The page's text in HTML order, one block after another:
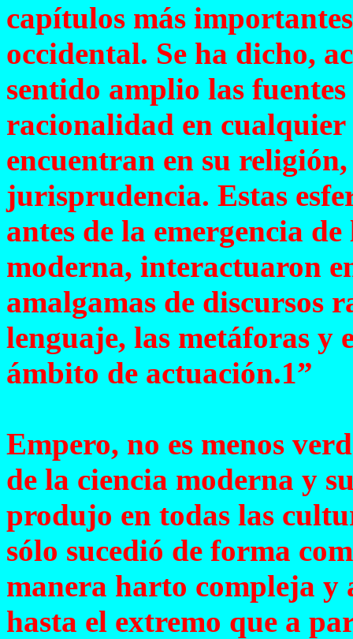
capítulos más
occidental. Se ha dicho,
sentido amplio las
racionalidad en
encuentran en su
jurisprudencia. Estas
antes de la emergencia
moderna, interactuaron
amalgamas de discursos
lenguaje, las metáforas y
ámbito de actuación.1”
Empero, no es menos
de la ciencia moderna y
produjo en todas las
sólo sucedió de forma
manera harto compleja y
hasta el extremo que a